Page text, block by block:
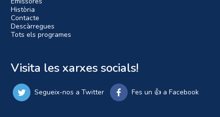
Història
Contacte
Descàrregues
Tots els programes
Visita les xarxes socials!
Segueix-nos a Twitter Fes un 👍 a Facebook